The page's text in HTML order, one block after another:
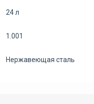
24 л
1.001
Нержавеющая сталь